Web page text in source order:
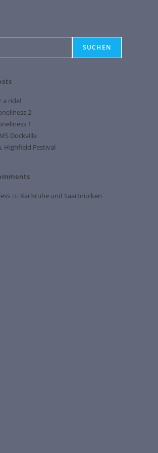
SUCHEN
a ride!
2
1
Dockville
Highfield Festival
zu Karlsruhe und Saarbrücken